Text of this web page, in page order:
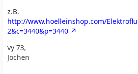
z.B.
http://www.hoelleinshop.com/
2&c=3440&p=3440
vy 73,
Jochen